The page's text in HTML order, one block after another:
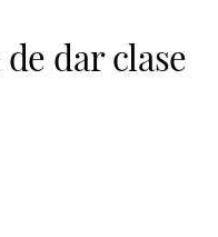
dar clase